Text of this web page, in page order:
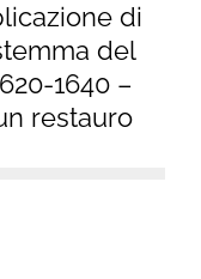
di
del
1640 –
restauro